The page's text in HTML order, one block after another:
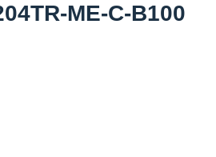
ME-C-B100